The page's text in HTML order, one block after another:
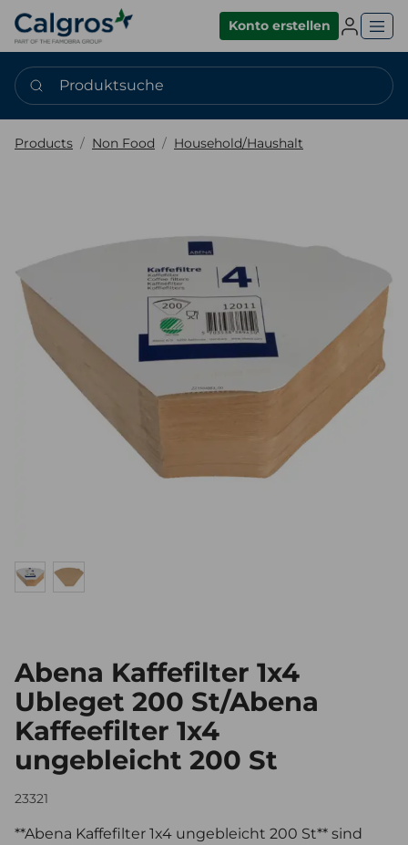
Konto erstellen
Produktsuche
Products Non Food Household/Haushalt
Abena Kaffefilter 1x4
Ubleget 200 St/Abena
Kaffeefilter 1x4
ungebleicht 200 St
23321
**Abena Kaffefilter 1x4 ungebleicht 200 St** sind